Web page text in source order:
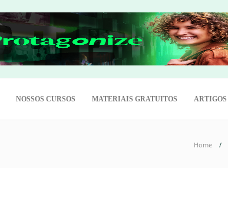
NOSSOS CURSOS MATERIAIS GRATUITOS ARTIGOS
Home